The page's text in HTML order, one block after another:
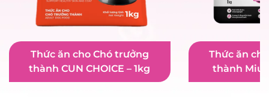
Thức ăn cho Chó trưởng
thành CUN CHOICE – 1kg
Thức ăn
thành Miu